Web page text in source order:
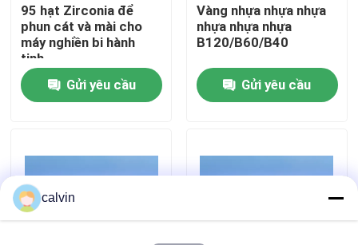
Liên hệ chúng tôi
Yêu cầu báo giá
nổ hạt gốm
95 hạt Zirconia để
phun cát và mài cho
máy nghiền bi hành
tinh
Gửi yêu cầu
Vàng nhựa nhựa nhựa
nhựa nhựa nhựa
B120/B60/B40
Gửi yêu cầu
calvin